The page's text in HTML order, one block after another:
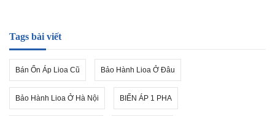
Tags bài viết
Bán Ổn Áp Lioa Cũ Bảo Hành Lioa Ở Đâu
Bảo Hành Lioa Ở Hà Nội BIẾN ÁP 1 PHA